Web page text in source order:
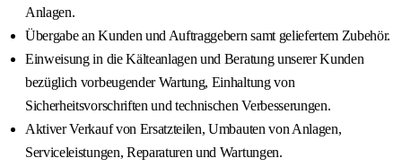
Anlagen.
Übergabe an Kunden und Auftraggebern samt geliefertem Zubehör.
Einweisung in die Kälteanlagen und Beratung unserer Kunden
bezüglich vorbeugender Wartung, Einhaltung von
Sicherheitsvorschriften und technischen Verbesserungen.
Aktiver Verkauf von Ersatzteilen, Umbauten von Anlagen,
Serviceleistungen, Reparaturen und Wartungen.